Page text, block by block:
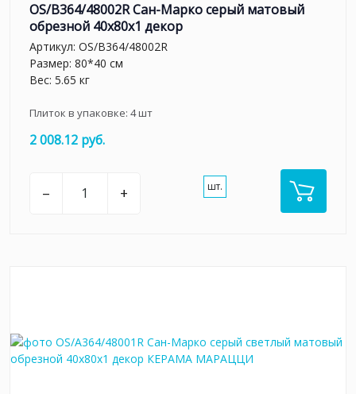
OS/B364/48002R Сан-Марко серый матовый
обрезной 40x80x1 декор
Артикул: OS/B364/48002R
Размер: 80*40 см
Вес: 5.65 кг
Плиток в упаковке: 4шт
2 008.12 руб.
– + шт.